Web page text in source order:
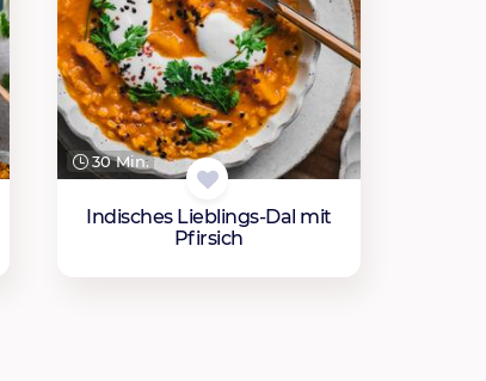
30 Min.
Indisches Lieblings-Dal mit
Pfirsich